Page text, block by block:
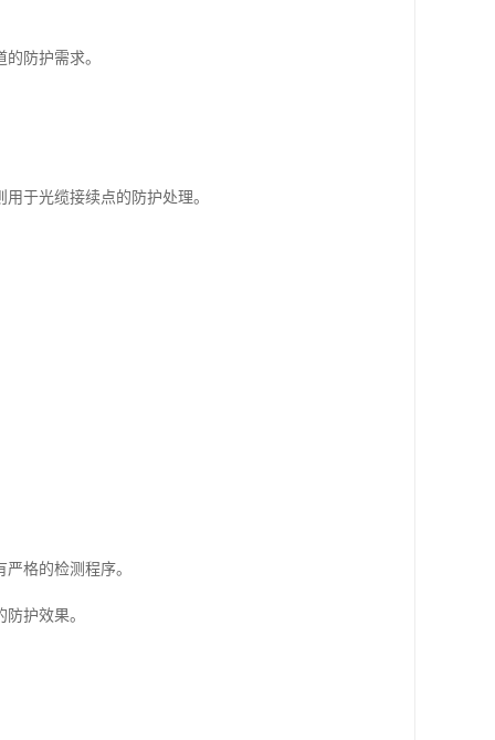
防护需求。
于光缆接续点的防护处理。
格的检测程序。
护效果。